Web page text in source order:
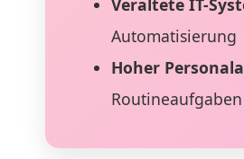
Automatisierung
Hoher
Routineaufgaben